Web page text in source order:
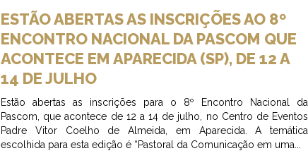
ESTÃO ABERTAS AS INSCRIÇÕES AO 8º
ENCONTRO NACIONAL DA PASCOM QUE
ACONTECE EM APARECIDA (SP), DE 12 A
14 DE JULHO
Estão abertas as inscrições para o 8º Encontro Nacional da
Pascom, que acontece de 12 a 14 de julho, no Centro de Eventos
Padre Vitor Coelho de Almeida, em Aparecida. A temática
escolhida para esta edição é “Pastoral da Comunicação em uma...